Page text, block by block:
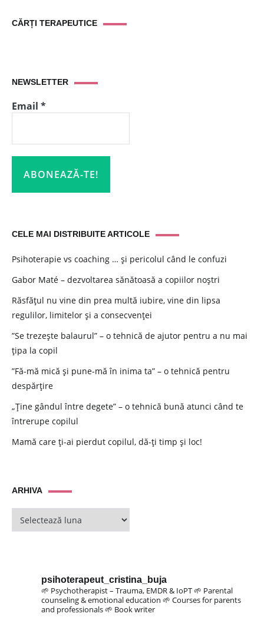
CĂRȚI TERAPEUTICE
NEWSLETTER
Email *
CELE MAI DISTRIBUITE ARTICOLE
Psihoterapie vs coaching … și pericolul când le confuzi
Gabor Maté – dezvoltarea sănătoasă a copiilor noștri
Răsfățul nu vine din prea multă iubire, vine din lipsa
regulilor, limitelor și a consecvenței
”Se trezește balaurul” – o tehnică de ajutor pentru a nu mai
țipa la copil
”Fă-mă mică și pune-mă în inima ta” – o tehnică pentru
despărțire
„Ține gândul între degete” – o tehnică bună atunci când te
întrerupe copilul
Mamă care ți-ai pierdut copilul, dă-ți timp și loc!
ARHIVAARHIVA
psihoterapeut_cristina_buja
🌱 Psychotherapist – Trauma, EMDR & IoPT🌱 Parental
counseling & emotional education 🌱 Courses for parents
and professionals🌱 Book writer